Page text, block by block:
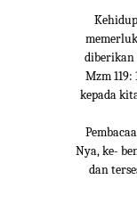
diberikan
Mzm
kepada
Nya, ke-
dan